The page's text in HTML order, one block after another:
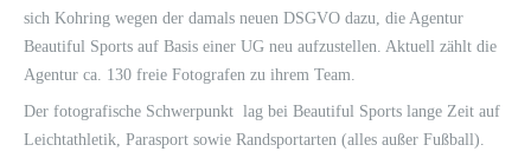
sich Kohring wegen der damals neuen DSGVO dazu, die Agentur
Beautiful Sports auf Basis einer UG neu aufzustellen. Aktuell zählt die
Agentur ca. 130 freie Fotografen zu ihrem Team.
Der fotografische Schwerpunkt lag bei Beautiful Sports lange Zeit auf
Leichtathletik, Parasport sowie Randsportarten (alles außer Fußball).